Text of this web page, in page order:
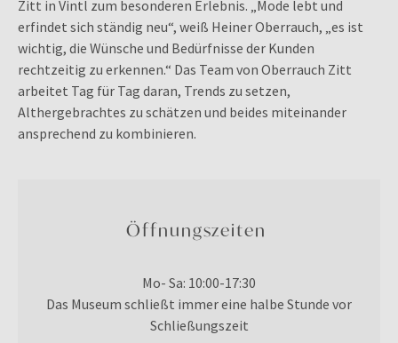
Zitt in Vintl zum besonderen Erlebnis. „Mode lebt und
erfindet sich ständig neu“, weiß Heiner Oberrauch, „es ist
wichtig, die Wünsche und Bedürfnisse der Kunden
rechtzeitig zu erkennen.“ Das Team von Oberrauch Zitt
arbeitet Tag für Tag daran, Trends zu setzen,
Althergebrachtes zu schätzen und beides miteinander
ansprechend zu kombinieren.
Öffnungszeiten
Mo- Sa: 10:00-17:30
Das Museum schließt immer eine halbe Stunde vor
Schließungszeit